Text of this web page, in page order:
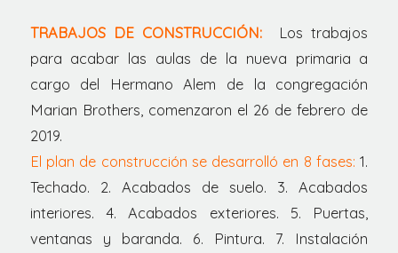
TRABAJOS DE CONSTRUCCIÓN: Los trabajos
para acabar las aulas de la nueva primaria a
cargo del Hermano Alem de la congregación
Marian Brothers, comenzaron el 26 de febrero de
2019.
El plan de construcción se desarrolló en 8 fases: 1.
Techado. 2. Acabados de suelo. 3. Acabados
interiores. 4. Acabados exteriores. 5. Puertas,
ventanas y baranda. 6. Pintura. 7. Instalación